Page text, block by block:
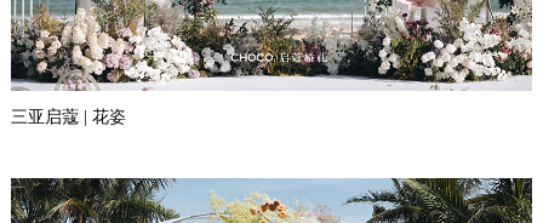
三亚启蔻 | 花姿